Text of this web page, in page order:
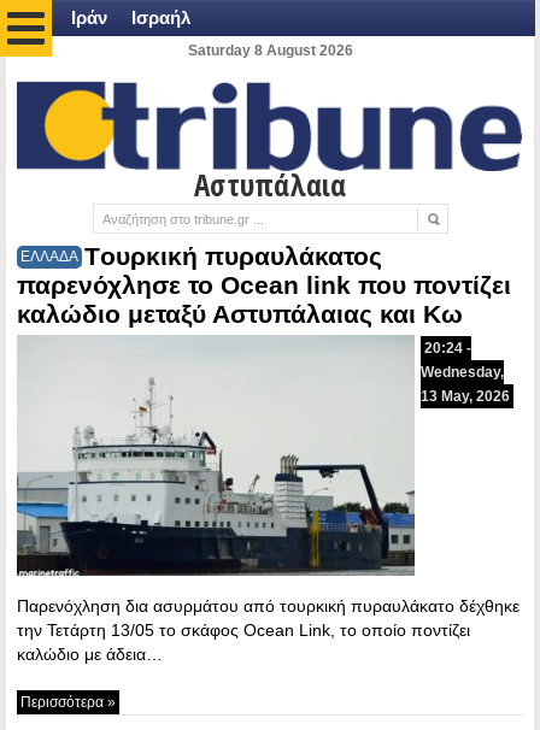
Ιράν Ισραήλ
Saturday 8 August 2026
Αστυπάλαια
ΕΛΛΑΔΑ Tουρκική πυραυλάκατος
παρενόχλησε το Ocean link που ποντίζει
καλώδιο μεταξύ Αστυπάλαιας και Κω
20:24 -
Wednesday,
13 May, 2026
Παρενόχληση δια ασυρμάτου από τουρκική πυραυλάκατο δέχθηκε
την Τετάρτη 13/05 το σκάφος Ocean Link, το οποίο ποντίζει
καλώδιο με άδεια…
Περισσότερα »